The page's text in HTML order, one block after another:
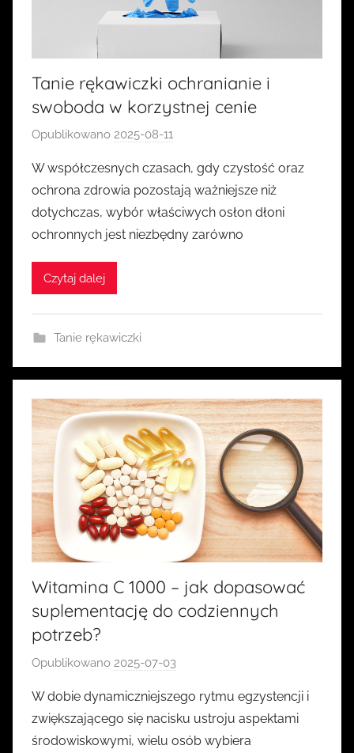
Tanie rękawiczki ochranianie i
swoboda w korzystnej cenie
Opublikowano 2025-08-11
z
e
z
k
W współczesnych czasach, gdy czystość oraz
ochrona zdrowia pozostają ważniejsze niż
dotychczas, wybór właściwych osłon dłoni
ochronnych jest niezbędny zarówno
Czytaj dalej
Tanie rękawiczki
Witamina C 1000 – jak dopasować
suplementację do codziennych
potrzeb?
Opublikowano 2025-07-03
z
e
z
W dobie dynamiczniejszego rytmu egzystencji i
zwiększającego się nacisku ustroju aspektami
środowiskowymi, wielu osób wybiera